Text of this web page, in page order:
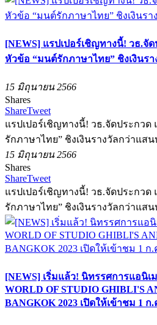
[NEWS] แรปเปอร์เชิญทางนี้! วธ.จั
หัวข้อ “มนต์รักภาษาไทย” ชิงเงินร
15 มิถุนายน 2566
Shares
ShareTweet
แรปเปอร์เชิญทางนี้! วธ.จัดประกวด
รักภาษาไทย” ชิงเงินรางวัลกว่าแส
15 มิถุนายน 2566
Shares
ShareTweet
แรปเปอร์เชิญทางนี้! วธ.จัดประกวด
รักภาษาไทย” ชิงเงินรางวัลกว่าแส
[NEWS] เริ่มแล้ว! นิทรรศการแอนิ
WORLD OF STUDIO GHIBLI'S
BANGKOK 2023 เปิดให้เข้าชม 1 ก.